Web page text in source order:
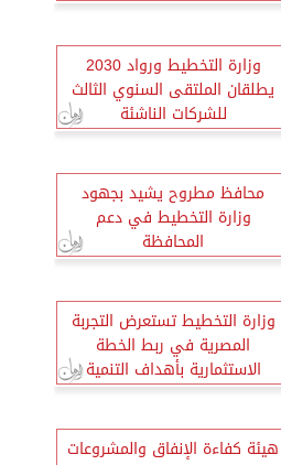
وزارة التخطيط ورواد 2030
يطلقان الملتقى السنوي الثالث
للشركات الناشئة
محافظ مطروح يشيد بجهود
وزارة التخطيط في دعم
المحافظة
وزارة التخطيط تستعرض التجربة
المصرية في ربط الخطة
الاستثمارية بأهداف التنمية
المستدامة
هيئة كفاءة الإنفاق والمشروعات